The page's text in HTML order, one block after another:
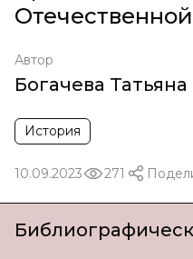
Автор
Богачева
История
10.09.2023 271